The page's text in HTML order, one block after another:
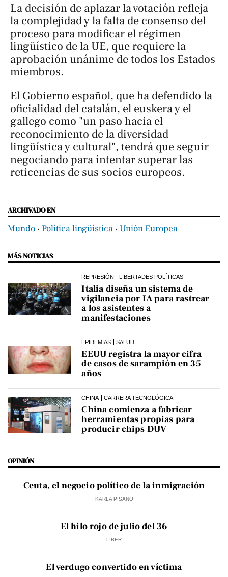
La decisión de aplazar la votación refleja
la complejidad y la falta de consenso del
proceso para modificar el régimen
lingüístico de la UE, que requiere la
aprobación unánime de todos los Estados
miembros.
El Gobierno español, que ha defendido la
oficialidad del catalán, el euskera y el
gallego como "un paso hacia el
reconocimiento de la diversidad
lingüística y cultural", tendrá que seguir
negociando para intentar superar las
reticencias de sus socios europeos.
ARCHIVADO EN
Mundo ‧ Política lingüística ‧ Unión Europea
MÁS NOTICIAS
REPRESIÓN LIBERTADES POLÍTICAS
Italia diseña un sistema de
vigilancia por IA para rastrear
a los asistentes a
manifestaciones
EPIDEMIAS SALUD
EEUU registra la mayor cifra
de casos de sarampión en 35
años
CHINA CARRERA TECNOLÓGICA
China comienza a fabricar
herramientas propias para
producir chips DUV
OPINIÓN
Ceuta, el negocio político de la inmigración
KARLA PISANO
El hilo rojo de julio del 36
LIBER
El verdugo convertido en víctima